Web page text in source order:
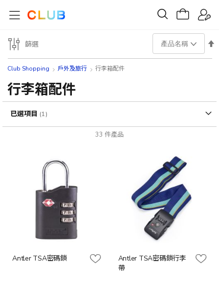
Club Shopping 戶外及旅行 行李箱配件
行李箱配件
33 件產品
設
序
方
Antler TSA密碼鎖
Antler TSA密碼鎖行李
帶
篩選
已選項目